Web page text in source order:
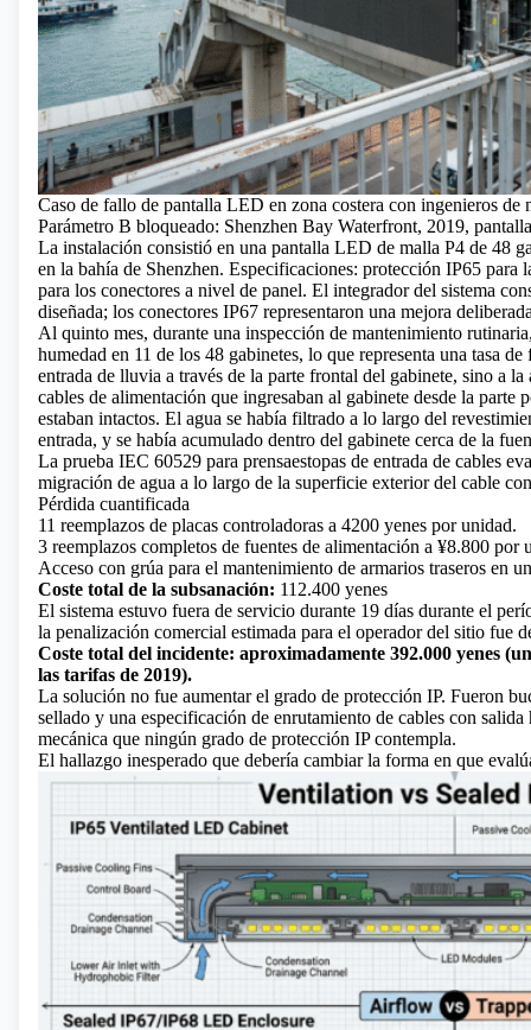
Caso de fallo de pantalla LED en zona costera con ingenieros de
Parámetro B bloqueado: Shenzhen Bay Waterfront, 2019,
La instalación consistió en una pantalla LED de malla P4 de 48
en la bahía de Shenzhen. Especificaciones: protección IP65 para
para los conectores a nivel de panel. El integrador del sistema
diseñada; los conectores IP67 representaron una mejora
Al quinto mes, durante una inspección de mantenimiento
humedad en 11 de los 48 gabinetes, lo que representa una tasa
entrada de lluvia a través de la parte frontal del gabinete, sino a
cables de alimentación que ingresaban al gabinete desde la parte
estaban intactos. El agua se había filtrado a lo largo del
entrada, y se había acumulado dentro del gabinete cerca de la
La prueba IEC 60529 para prensaestopas de entrada de cables
migración de agua a lo largo de la superficie exterior del cable
Pérdida cuantificada
11 reemplazos de placas controladoras a 4200 yenes por unidad.
3 reemplazos completos de fuentes de alimentación a ¥8.800 por
Acceso con grúa para el mantenimiento de armarios traseros en
Coste total de la subsanación: 112.400 yenes
El sistema estuvo fuera de servicio durante 19 días durante el
la penalización comercial estimada para el operador del sitio fue
Coste total del incidente: aproximadamente 392.000 yenes
las tarifas de 2019).
La solución no fue aumentar el grado de protección IP. Fueron
sellado y una especificación de enrutamiento de cables con
mecánica que ningún grado de protección IP contempla.
El hallazgo inesperado que debería cambiar la forma en que